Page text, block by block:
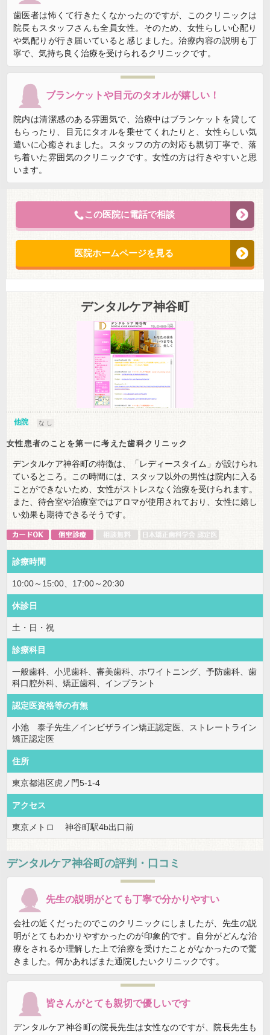
歯医者は怖くて行きたくなかったのですが、このクリニックは
院長もスタッフさんも全員女性。そのため、女性らしい心配り
や気配りが行き届いていると感じました。治療内容の説明も丁
寧で、気持ち良く治療を受けられるクリニックです。
ブランケットや目元のタオルが嬉しい！
院内は清潔感のある雰囲気で、治療中はブランケットを貸して
もらったり、目元にタオルを乗せてくれたりと、女性らしい気
遣いに心癒されました。スタッフの方の対応も親切丁寧で、落
ち着いた雰囲気のクリニックです。女性の方は行きやすいと思
います。
この医院に電話で相談
医院ホームページを見る
デンタルケア神谷町
他院 な し
女性患者のことを第一に考えた歯科クリニック
デンタルケア神谷町の特徴は、「レディースタイム」が設けられ
ているところ。この時間には、スタッフ以外の男性は院内に入る
ことができないため、女性がストレスなく治療を受けられます。
また、待合室や治療室ではアロマが使用されており、女性に嬉し
い効果も期待できるそうです。
診療時間
10:00～15:00、17:00～20:30
休診日
土・日・祝
診療科目
一般歯科、小児歯科、審美歯科、ホワイトニング、予防歯科、歯
科口腔外科、矯正歯科、インプラント
認定医資格等の有無
小池 泰子先生／インビザライン矯正認定医、ストレートライン
矯正認定医
住所
東京都港区虎ノ門5-1-4
アクセス
東京メトロ 神谷町駅4b出口前
デンタルケア神谷町 の評判・口コミ
先生の説明がとても丁寧で分かりやすい
会社の近くだったのでこのクリニックにしましたが、先生の説
明がとてもわかりやすかったのが印象的です。自分がどんな治
療をされるか理解した上で治療を受けたことがなかったので驚
きました。何かあればまた通院したいクリニックです。
皆さんがとても親切で優しいです
デンタルケア神谷町の院長先生は女性なのですが、院長先生も